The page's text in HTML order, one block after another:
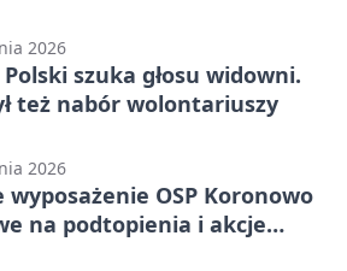
2026
szuka głosu widowni.
też nabór wolontariuszy
2026
wyposażenie OSP Koronowo
na podtopienia i akcje